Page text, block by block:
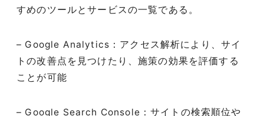
すめのツールとサービスの一覧である。
– Google Analytics：アクセス解析により、サイ
トの改善点を見つけたり、施策の効果を評価する
ことが可能
– Google Search Console：サイトの検索順位や